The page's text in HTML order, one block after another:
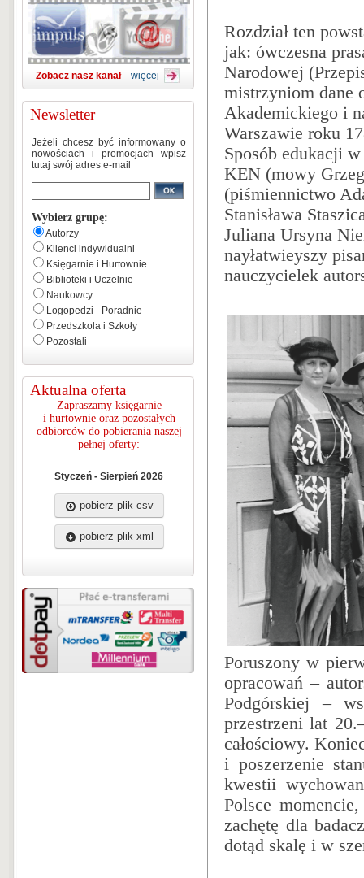
Zobacz nasz kanał więcej
Newsletter
Jeżeli chcesz być informowany o
nowościach i promocjach wpisz
tutaj swój adres e-mail
Wybierz grupę:
Autorzy
Klienci indywidualni
Księgarnie i Hurtownie
Biblioteki i Uczelnie
Naukowcy
Logopedzi - Poradnie
Przedszkola i Szkoły
Pozostali
Aktualna oferta
Zapraszamy księgarnie
i hurtownie oraz pozostałych
odbiorców do pobierania naszej
pełnej oferty:
Styczeń - Sierpień 2026
pobierz plik csv
pobierz plik xml
Rozdział ten
jak: ówczesna
Narodowej
mistrzyniom dane
Akademickiego i
Warszawie roku
Sposób edukacji
KEN (mowy
(piśmiennictwo
Stanisława
Juliana Ursyna
nayłatwieyszy
nauczycielek
Poruszony w
opracowań –
Podgórskiej –
przestrzeni lat
całościowy.
i poszerzenie
kwestii
Polsce
zachętę dla
dotąd skalę i w